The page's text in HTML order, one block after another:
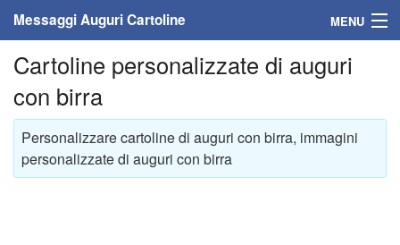
Messaggi Auguri Cartoline MENU
Home
Messaggi
Cartoline
Cartoline personalizzate di auguri
con birra
Personalizzare cartoline di auguri con birra, immagini
personalizzate di auguri con birra